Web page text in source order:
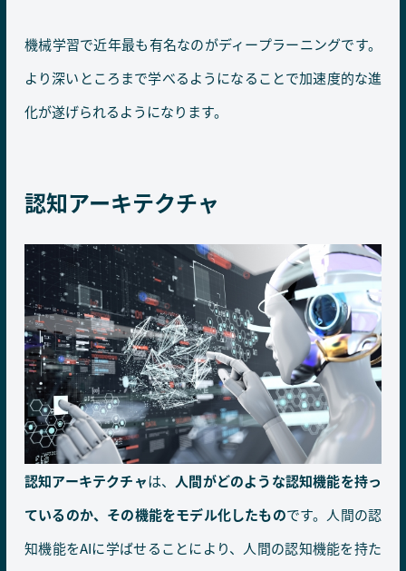
機械学習で近年最も有名なのがディープラーニングです。
より深いところまで学べるようになることで加速度的な進
化が遂げられるようになります。
認知アーキテクチャ
認知アーキテクチャは、 人間がどのような認知機能を持っ
ているのか、その機能をモデル化したものです。人間の認
知機能をAIに学ばせることにより、人間の認知機能を持た